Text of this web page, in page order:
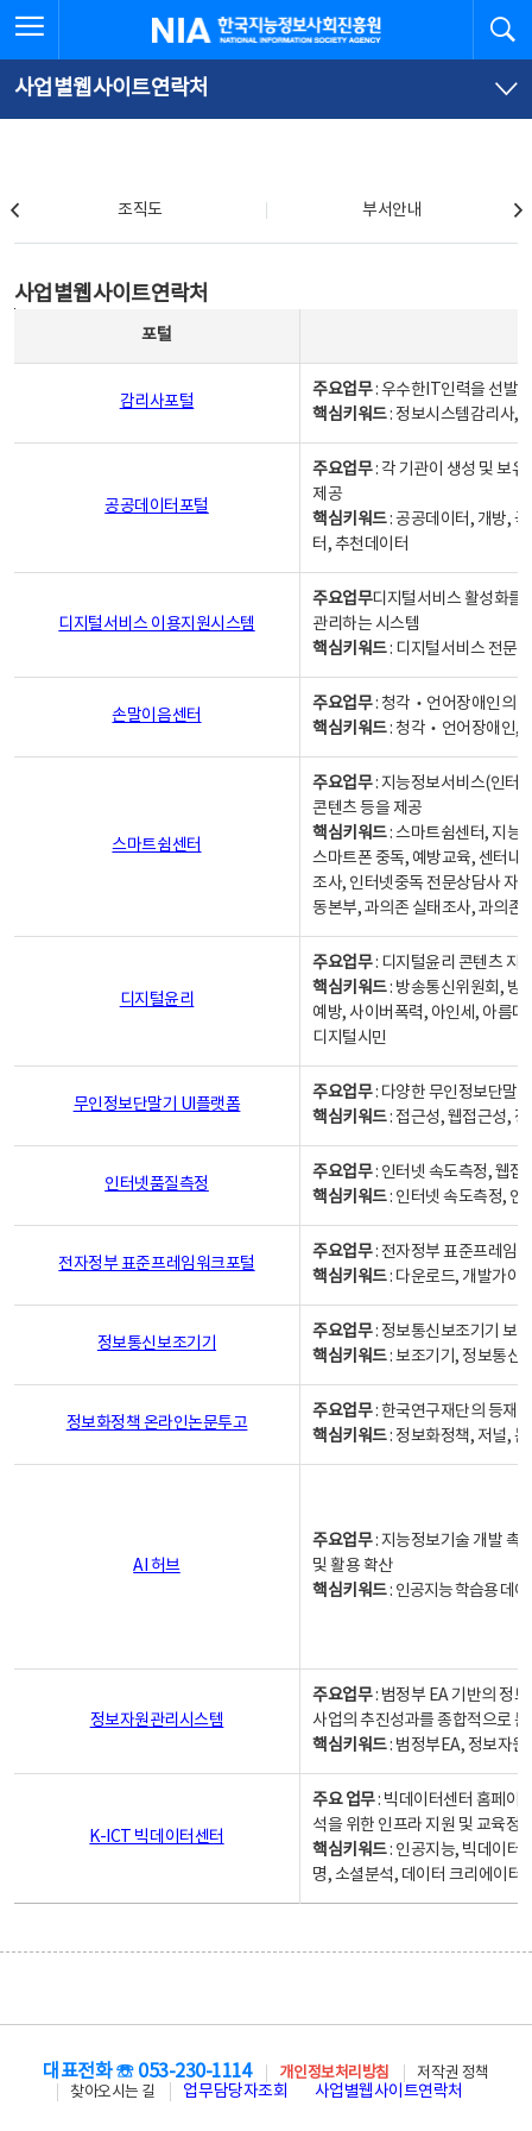
문
로
가
체
뉴
바
가
한국지능정보사회진흥원
사업별웹사이트연락처
조직도 부서안내
사업별웹사이트연락처
포털
감리사포털
주요업무: 우수한IT인력을 선발
핵심키워드: 정보시스템감리사,
공공데이터포털
주요업무: 각 기관이 생성 및 보
제공
핵심키워드: 공공데이터, 개방,
터, 추천데이터
디지털서비스 이용지원시스템
주요업무디지털서비스 활성화를
관리하는 시스템
핵심키워드: 디지털서비스 전문
손말이음센터
주요업무: 청각‧언어장애인의
핵심키워드: 청각‧언어장애인,
스마트쉼센터
주요업무: 지능정보서비스(인터
콘텐츠 등을 제공
핵심키워드: 스마트쉼센터, 지능
스마트폰 중독, 예방교육, 센터내
조사, 인터넷중독 전문상담사 자
동본부, 과의존 실태조사, 과의존
디지털윤리
주요업무: 디지털윤리 콘텐츠 지
핵심키워드: 방송통신위원회, 방
예방, 사이버폭력, 아인세, 아름
디지털시민
무인정보단말기 UI플랫폼
주요업무: 다양한 무인정보단말
핵심키워드: 접근성, 웹접근성,
인터넷품질측정
주요업무: 인터넷 속도측정, 웹접
핵심키워드: 인터넷 속도측정, 인
전자정부 표준프레임워크포털
주요업무: 전자정부 표준프레임
핵심키워드: 다운로드, 개발가이
정보통신보조기기
주요업무: 정보통신보조기기 보
핵심키워드: 보조기기, 정보통신
정보화정책 온라인논문투고
주요업무: 한국연구재단의 등재
핵심키워드: 정보화정책, 저널,
AI 허브
주요업무: 지능정보기술 개발 촉
및 활용 확산
핵심키워드: 인공지능 학습용 데
정보자원관리시스템
주요업무: 범정부 EA 기반의 정
사업의 추진성과를 종합적으로
핵심키워드: 범정부EA, 정보자
K-ICT 빅데이터센터
주요 업무: 빅데이터센터 홈페이
석을 위한 인프라 지원 및 교육정
핵심키워드: 인공지능, 빅데이터,
명, 소셜분석, 데이터 크리에이터
대표전화 ☏ 053-230-1114 개인정보처리방침
저작권 정책
찾아오시는 길
업무담당자조회 사업별웹사이트연락처